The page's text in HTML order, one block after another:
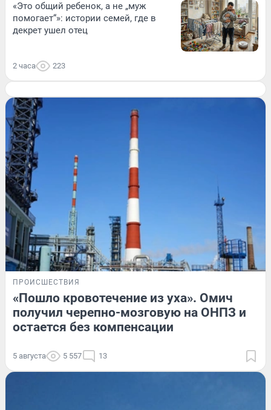
«Это общий ребенок, а не „муж
помогает“»: истории семей, где в
декрет ушел отец
2 часа 223
ПРОИСШЕСТВИЯ
«Пошло кровотечение из уха». Омич
получил черепно-мозговую на ОНПЗ и
остается без компенсации
5 августа 5 557 13